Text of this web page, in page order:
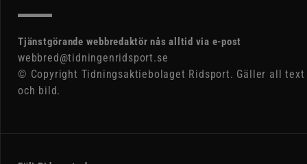
Tjänstgörande webbredaktör nås alltid via e-post
webbred@tidningenridsport.se
© Copyright Tidningsaktiebolaget Ridsport. Gäller all text
och bild.